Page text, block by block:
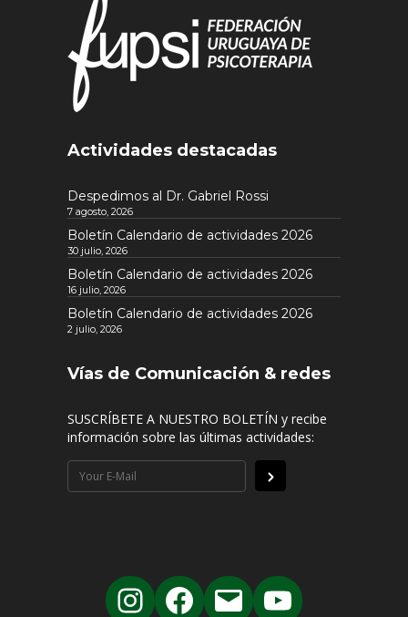
Actividades destacadas
Despedimos al Dr. Gabriel Rossi
7 agosto, 2026
Boletín Calendario de actividades 2026
30 julio, 2026
Boletín Calendario de actividades 2026
16 julio, 2026
Boletín Calendario de actividades 2026
2 julio, 2026
Vías de Comunicación & redes
SUSCRÍBETE A NUESTRO BOLETÍN y recibe
información sobre las últimas actividades: